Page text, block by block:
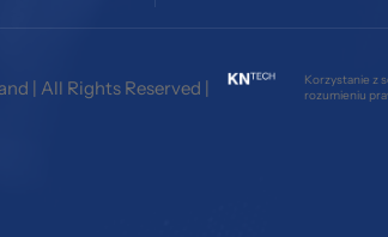
| All Rights Reserved | Korzystanie z
rozumieniu